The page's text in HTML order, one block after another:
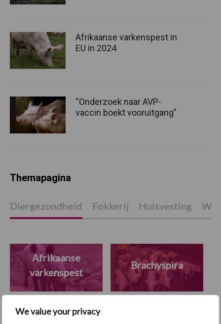
We value your privacy
Afrikaanse varkenspest in
EU in 2024
“Onderzoek naar AVP-
vaccin boekt vooruitgang”
Themapagina
Diergezondheid Fokkerij Huisvesting
Afrikaanse
varkenspest
Brachyspira